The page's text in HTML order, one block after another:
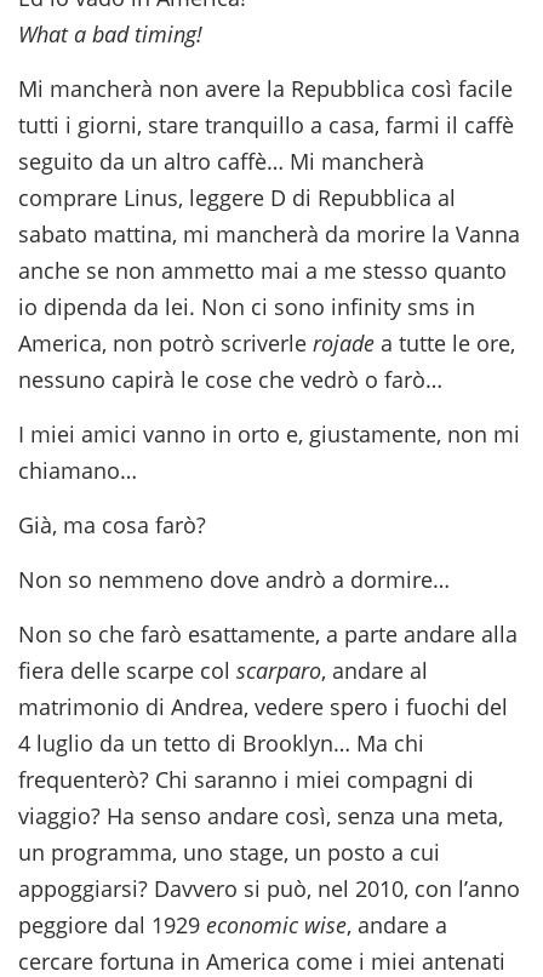
What a bad timing!
Mi mancherà non avere la Repubblica così facile
tutti i giorni, stare tranquillo a casa, farmi il caffè
seguito da un altro caffè… Mi mancherà
comprare Linus, leggere D di Repubblica al
sabato mattina, mi mancherà da morire la Vanna
anche se non ammetto mai a me stesso quanto
io dipenda da lei. Non ci sono infinity sms in
America, non potrò scriverle rojade a tutte le ore,
nessuno capirà le cose che vedrò o farò…
I miei amici vanno in orto e, giustamente, non mi
chiamano…
Già, ma cosa farò?
Non so nemmeno dove andrò a dormire…
Non so che farò esattamente, a parte andare alla
fiera delle scarpe col scarparo, andare al
matrimonio di Andrea, vedere spero i fuochi del
4 luglio da un tetto di Brooklyn… Ma chi
frequenterò? Chi saranno i miei compagni di
viaggio? Ha senso andare così, senza una meta,
un programma, uno stage, un posto a cui
appoggiarsi? Davvero si può, nel 2010, con l’anno
peggiore dal 1929 economic wise, andare a
cercare fortuna in America come i miei antenati